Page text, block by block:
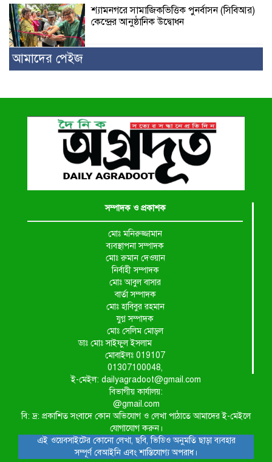
শ্যামনগরে সামাজিকভিত্তিক পুনর্বাসন (সিবিআর)
কেন্দ্রের আনুষ্ঠানিক উদ্বোধন
আমাদের পেইজ
সম্পাদক ও প্রকাশক
মোঃ মনিরুজ্জামান
ব্যবস্থাপনা সম্পাদক
মোঃ রুমান দেওয়ান
নির্বাহী সম্পাদক
মোঃ আবুল বাসার
বার্তা সম্পাদক
মোঃ হাবিবুর রহমান
যুগ্ন সম্পাদক
মোঃ সেলিম মোড়ল
ডাঃ মোঃ সাইফুল ইসলাম
মোবাইলঃ 019107
01307100048,
ই-মেইল: dailyagradoot@gmail.com
বিভাগীয় কার্যালয়:
@gmail.com
বি: দ্র: প্রকাশিত সংবাদে কোন অভিযোগ ও লেখা পাঠাতে আমাদের ই-মেইলে
যোগাযোগ করুন।
এই ওয়েবসাইটের কোনো লেখা, ছবি, ভিডিও অনুমতি ছাড়া ব্যবহার
সম্পূর্ণ বেআইনি এবং শাস্তিযোগ্য অপরাধ।